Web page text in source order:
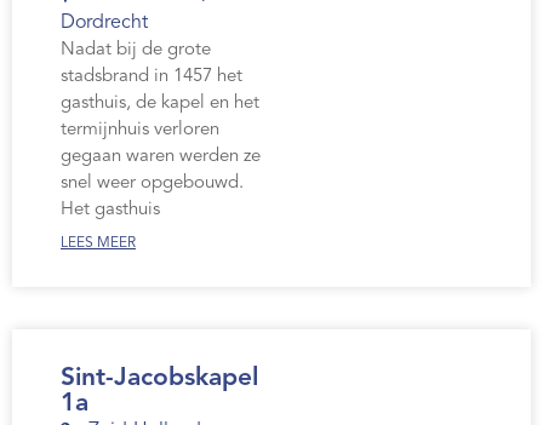
Dordrecht
Nadat bij de grote
stadsbrand in 1457 het
gasthuis, de kapel en het
termijnhuis verloren
gegaan waren werden ze
snel weer opgebouwd.
Het gasthuis
LEES MEER
Sint-Jacobskapel
1a